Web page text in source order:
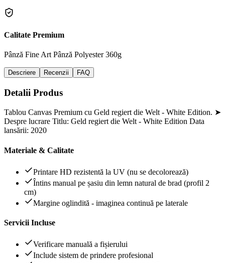
Calitate Premium
Pânză Fine Art Pânză Polyester 360g
Descriere Recenzii FAQ
Detalii Produs
Tablou Canvas Premium cu Geld regiert die Welt - White Edition. ➤
Despre lucrare Titlu: Geld regiert die Welt - White Edition Data
lansării: 2020
Materiale & Calitate
Printare HD rezistentă la UV (nu se decolorează)
Întins manual pe șasiu din lemn natural de brad (profil 2
cm)
Margine oglindită - imaginea continuă pe laterale
Servicii Incluse
Verificare manuală a fișierului
Include sistem de prindere profesional